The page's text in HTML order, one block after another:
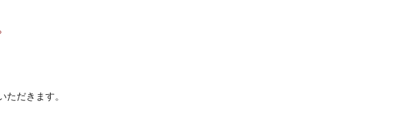
だきます。